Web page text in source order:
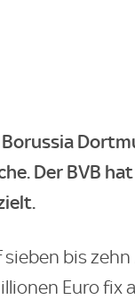
Der BVB
bis
Euro fix